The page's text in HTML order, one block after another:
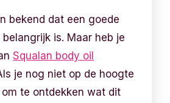
bekend dat een goede
is. Maar heb je
Squalan body oil
je nog niet op de hoogte
te ontdekken wat dit